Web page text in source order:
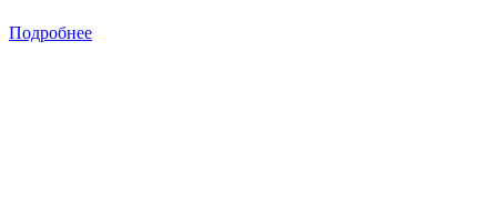
Подробнее